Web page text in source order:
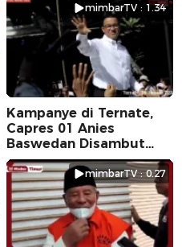
mimbarTV : 1.34
Kampanye di Ternate,
Capres 01 Anies
Baswedan Disambut
Ribuan Warga
mimbarTV : 0.27